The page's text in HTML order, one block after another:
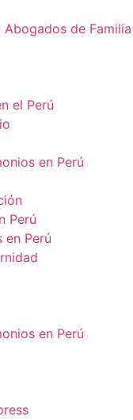
el Perú
en Perú
Perú
en Perú
en Perú